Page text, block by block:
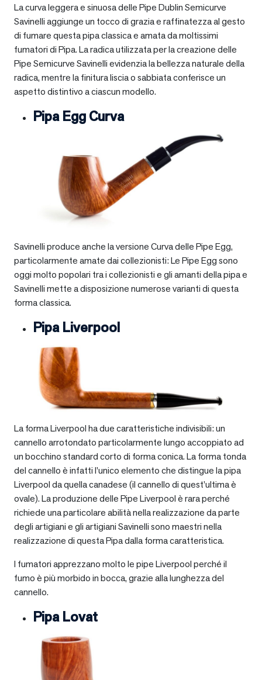
La curva leggera e sinuosa delle Pipe Dublin Semicurve
Savinelli aggiunge un tocco di grazia e raffinatezza al gesto
di fumare questa pipa classica e amata da moltissimi
fumatori di Pipa. La radica utilizzata per la creazione delle
Pipe Semicurve Savinelli evidenzia la bellezza naturale della
radica, mentre la finitura liscia o sabbiata conferisce un
aspetto distintivo a ciascun modello.
Pipa Egg Curva
Savinelli produce anche la versione Curva delle Pipe Egg,
particolarmente amate dai collezionisti: Le Pipe Egg sono
oggi molto popolari tra i collezionisti e gli amanti della pipa e
Savinelli mette a disposizione numerose varianti di questa
forma classica.
Pipa Liverpool
La forma Liverpool ha due caratteristiche indivisibili: un
cannello arrotondato particolarmente lungo accoppiato ad
un bocchino standard corto di forma conica. La forma tonda
del cannello è infatti l’unico elemento che distingue la pipa
Liverpool da quella canadese (il cannello di quest’ultima è
ovale). La produzione delle Pipe Liverpool è rara perché
richiede una particolare abilità nella realizzazione da parte
degli artigiani e gli artigiani Savinelli sono maestri nella
realizzazione di questa Pipa dalla forma caratteristica.
I fumatori apprezzano molto le pipe Liverpool perché il
fumo è più morbido in bocca, grazie alla lunghezza del
cannello.
Pipa Lovat